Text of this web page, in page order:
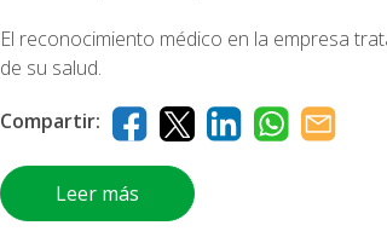
El reconocimiento médico en la empresa
de su salud.
Compartir:
Leer más